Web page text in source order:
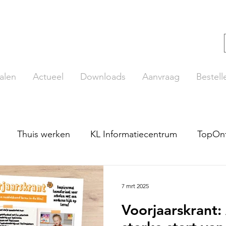
Actueel Downloads Aanvraag
Thuis werken KL Informatiecentrum
Beroepenplaat
De Getallentrein Online lezen
7 mrt 2025